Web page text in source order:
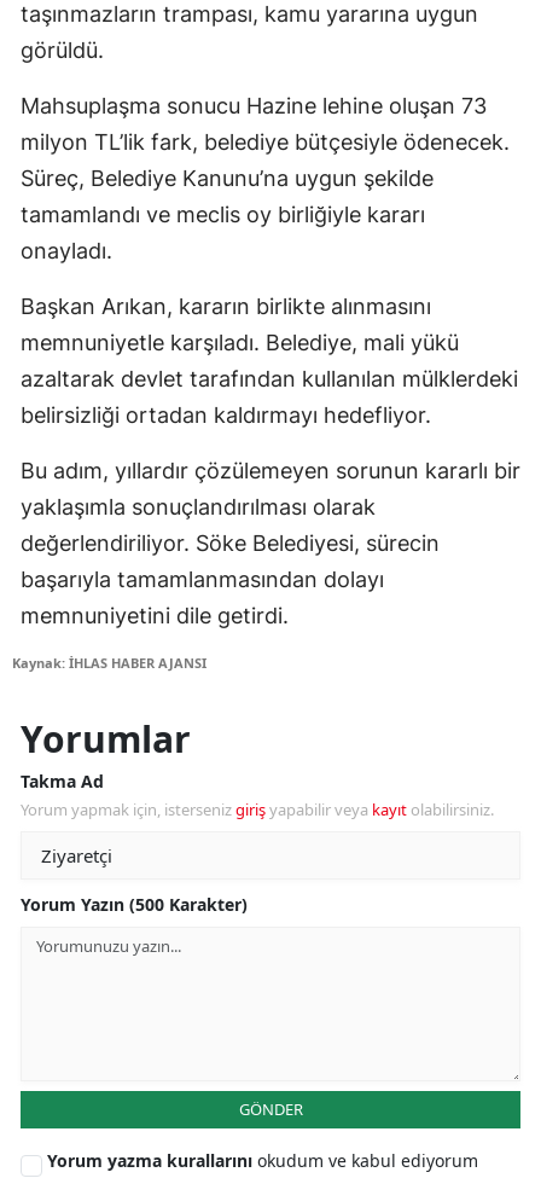
taşınmazların trampası, kamu yararına uygun
görüldü.
Mahsuplaşma sonucu Hazine lehine oluşan 73
milyon TL’lik fark, belediye bütçesiyle ödenecek.
Süreç, Belediye Kanunu’na uygun şekilde
tamamlandı ve meclis oy birliğiyle kararı
onayladı.
Başkan Arıkan, kararın birlikte alınmasını
memnuniyetle karşıladı. Belediye, mali yükü
azaltarak devlet tarafından kullanılan mülklerdeki
belirsizliği ortadan kaldırmayı hedefliyor.
Bu adım, yıllardır çözülemeyen sorunun kararlı bir
yaklaşımla sonuçlandırılması olarak
değerlendiriliyor. Söke Belediyesi, sürecin
başarıyla tamamlanmasından dolayı
memnuniyetini dile getirdi.
Kaynak: İHLAS HABER AJANSI
Yorumlar
Takma Ad
Yorum yapmak için, istersenizgirişyapabilir veya kayıt olabilirsiniz.
Yorum Yazın (500 Karakter)
GÖNDER
Yorum yazma kurallarını okudum ve kabul ediyorum